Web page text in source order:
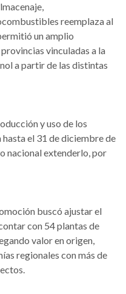
reemplaza al
un amplio
vinculadas a la
a partir de las distintas
y uso de los
el 31 de diciembre de
nacional extenderlo, por
buscó ajustar el
con 54 plantas de
valor en origen,
regionales con más de